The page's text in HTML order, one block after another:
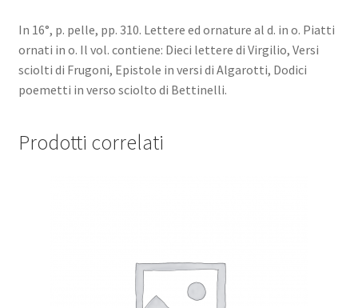
In 16°, p. pelle, pp. 310. Lettere ed ornature al d. in o. Piatti
ornati in o. Il vol. contiene: Dieci lettere di Virgilio, Versi
sciolti di Frugoni, Epistole in versi di Algarotti, Dodici
poemetti in verso sciolto di Bettinelli.
Prodotti correlati